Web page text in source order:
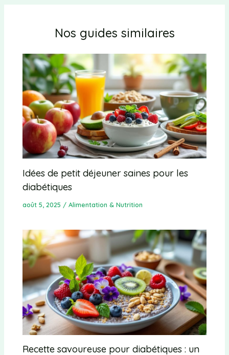
Nos guides similaires
Idées de petit déjeuner saines pour les
diabétiques
août 5, 2025 /Alimentation & Nutrition
Recette savoureuse pour diabétiques : un